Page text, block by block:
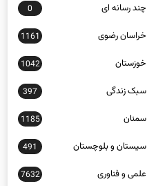
چند رسانه ای 0
خراسان رضوی 1161
خوزستان 1042
سبک زندگی 397
سمنان 1185
سیستان و بلوچستان 491
علمی و فناوری 7632